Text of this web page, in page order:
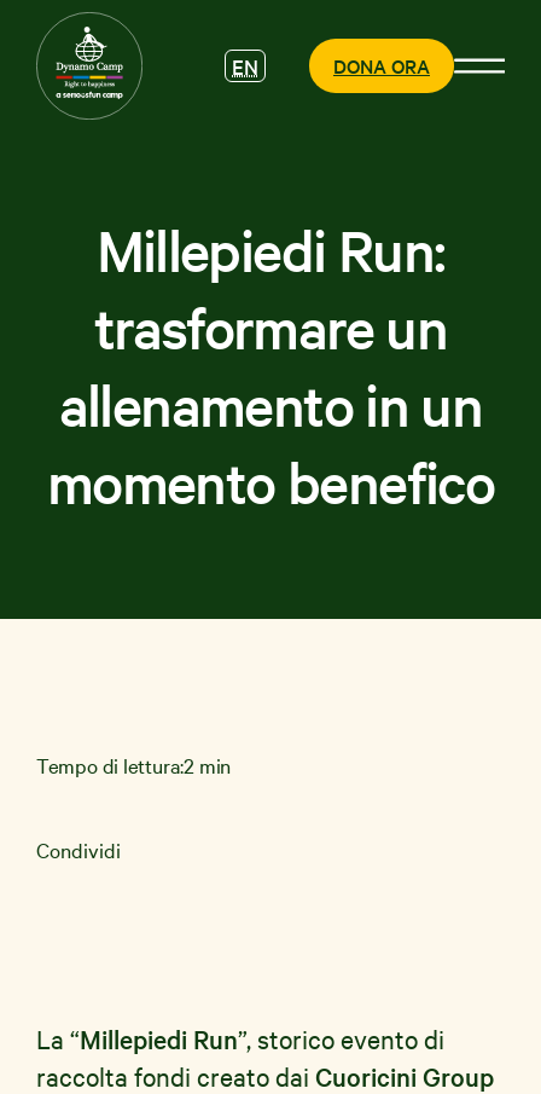
CHI SIAMO
COSA
FACCIAMO
PARTECIPA
SOSTIENICI
Shop Solidale
EN DONA ORA
Millepiedi Run:
trasformare un
allenamento in un
momento benefico
Tempo di lettura:2 min
Condividi
La “Millepiedi Run”, storico evento di
raccolta fondi creato dai Cuoricini Group